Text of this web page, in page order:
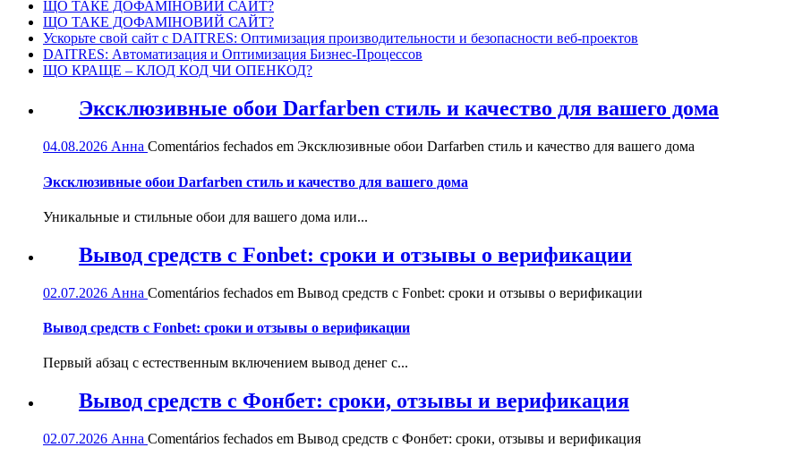
ЩО ТАКЕ ДОФАМІНОВИЙ САЙТ?
ЩО ТАКЕ ДОФАМІНОВИЙ САЙТ?
Ускорьте свой сайт с DAITRES: Оптимизация производительности и безопасности веб-проектов
DAITRES: Автоматизация и Оптимизация Бизнес-Процессов
ЩО КРАЩЕ – КЛОД КОД ЧИ ОПЕНКОД?
Эксклюзивные обои Darfarben стиль и качество для вашего дома
04.08.2026 Анна Comentários fechados em Эксклюзивные обои Darfarben стиль и качество для вашего дома
Эксклюзивные обои Darfarben стиль и качество для вашего дома
Уникальные и стильные обои для вашего дома или...
Вывод средств с Fonbet: сроки и отзывы о верификации
02.07.2026 Анна Comentários fechados em Вывод средств с Fonbet: сроки и отзывы о верификации
Вывод средств с Fonbet: сроки и отзывы о верификации
Первый абзац с естественным включением вывод денег с...
Вывод средств с Фонбет: сроки, отзывы и верификация
02.07.2026 Анна Comentários fechados em Вывод средств с Фонбет: сроки, отзывы и верификация